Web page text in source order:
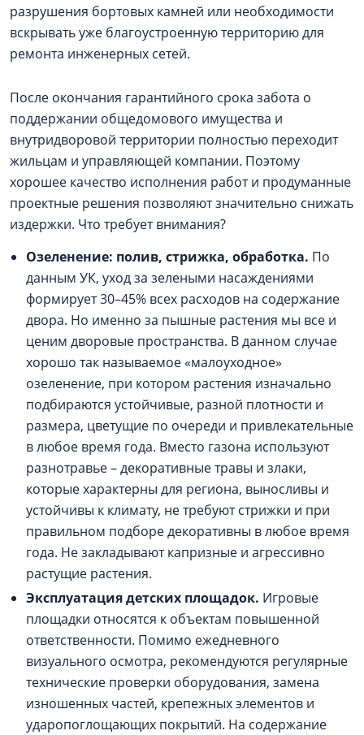
разрушения бортовых камней или необходимости
вскрывать уже благоустроенную территорию для
ремонта инженерных сетей.
После окончания гарантийного срока забота о
поддержании общедомового имущества и
внутридворовой территории полностью переходит
жильцам и управляющей компании. Поэтому
хорошее качество исполнения работ и продуманные
проектные решения позволяют значительно снижать
издержки. Что требует внимания?
Озеленение: полив, стрижка, обработка. По
данным УК, уход за зелеными насаждениями
формирует 30–45% всех расходов на содержание
двора. Но именно за пышные растения мы все и
ценим дворовые пространства. В данном случае
хорошо так называемое «малоуходное»
озеленение, при котором растения изначально
подбираются устойчивые, разной плотности и
размера, цветущие по очереди и привлекательные
в любое время года. Вместо газона используют
разнотравье – декоративные травы и злаки,
которые характерны для региона, выносливы и
устойчивы к климату, не требуют стрижки и при
правильном подборе декоративны в любое время
года. Не закладывают капризные и агрессивно
растущие растения.
Эксплуатация детских площадок. Игровые
площадки относятся к объектам повышенной
ответственности. Помимо ежедневного
визуального осмотра, рекомендуются регулярные
технические проверки оборудования, замена
изношенных частей, крепежных элементов и
ударопоглощающих покрытий. На содержание